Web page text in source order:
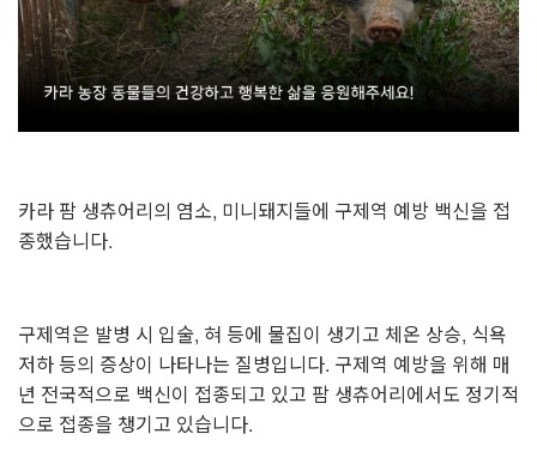
카라 팜 생츄어리의 염소, 미니돼지들에 구제역 예방 백신을 접
종했습니다.
구제역은 발병 시 입술, 혀 등에 물집이 생기고 체온 상승, 식욕
저하 등의 증상이 나타나는 질병입니다. 구제역 예방을 위해 매
년 전국적으로 백신이 접종되고 있고 팜 생츄어리에서도 정기적
으로 접종을 챙기고 있습니다.